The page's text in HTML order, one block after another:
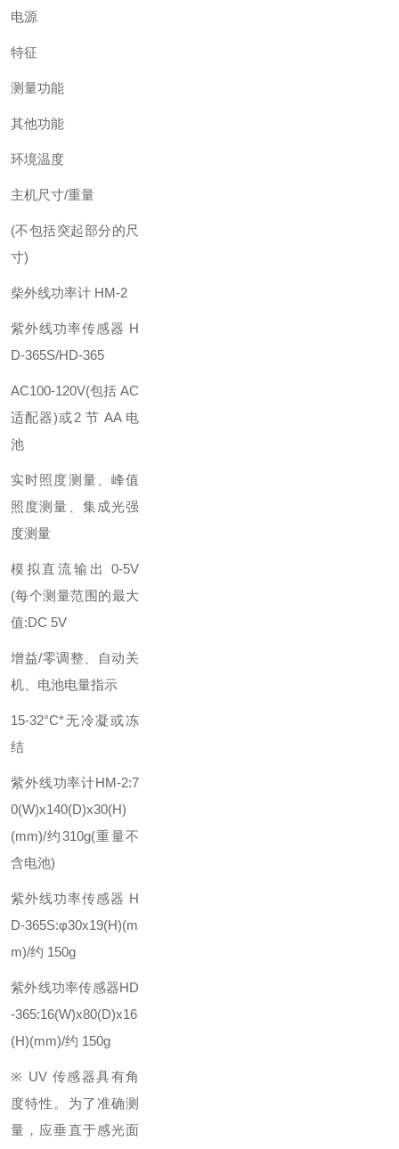
电源
特征
测量功能
其他功能
环境温度
主机尺寸/重量
(不包括突起部分的尺
寸)
柴外线功率计 HM-2
紫外线功率传感器 H
D-365S/HD-365
AC100-120V(包括 AC
适配器)或2 节 AA 电
池
实时照度测量、峰值
照度测量、集成光强
度测量
模拟直流输出 0-5V
(每个测量范围的最大
值:DC 5V
增益/零调整、自动关
机、电池电量指示
15-32°C*无冷凝或冻
结
紫外线功率计HM-2:7
0(W)x140(D)x30(H)
(mm)/约310g(重量不
含电池)
紫外线功率传感器 H
D-365S:φ30x19(H)(m
m)/约 150g
紫外线功率传感器HD
-365:16(W)x80(D)x16
(H)(mm)/约 150g
※ UV 传感器具有角
度特性。为了准确测
量，应垂直于感光面